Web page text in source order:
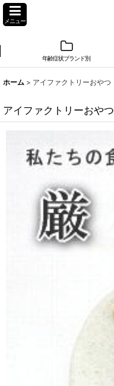
メニュー
年齢症状ブランド別
ホーム > アイファクトリーおやつ
アイファクトリーおやつ